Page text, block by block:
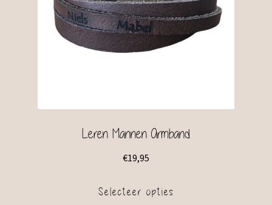
Leren Mannen Armband
€19,95
Selecteer opties